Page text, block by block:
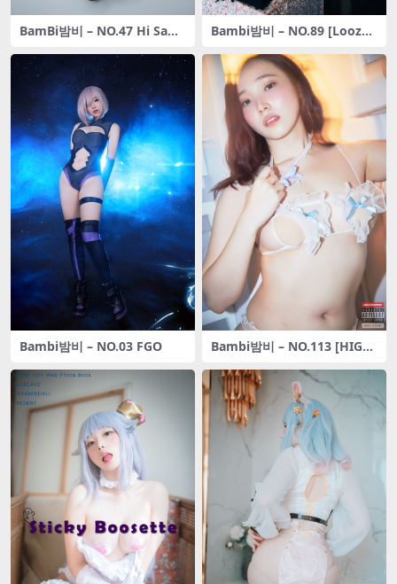
BamBi밤비 – NO.47 Hi Sam
Bambi밤비 – NO.89 [Loozy]
Bambi밤비 – NO.03 FGO
Bambi밤비 – NO.113 [HIGH
Me [44P-497M]